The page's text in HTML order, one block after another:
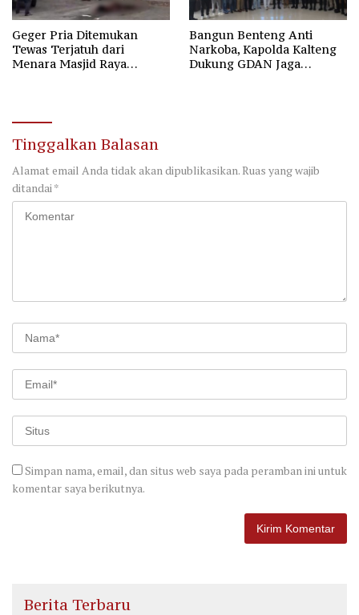
Geger Pria Ditemukan
Tewas Terjatuh dari
Menara Masjid Raya
Bangun Benteng Anti
Narkoba, Kapolda Kalteng
Dukung GDAN Jaga
Tinggalkan Balasan
Alamat email Anda tidak akan dipublikasikan.Ruas yang wajib
ditandai *
Simpan nama, email, dan situs web saya pada peramban ini untuk
komentar saya berikutnya.
Berita Terbaru